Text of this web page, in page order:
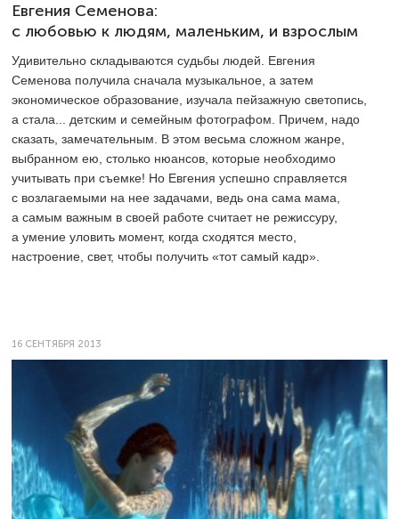
Евгения Семенова:
с любовью к людям, маленьким, и взрослым
Удивительно складываются судьбы людей. Евгения
Семенова получила сначала музыкальное, а затем
экономическое образование, изучала пейзажную светопись,
а стала... детским и семейным фотографом. Причем, надо
сказать, замечательным. В этом весьма сложном жанре,
выбранном ею, столько нюансов, которые необходимо
учитывать при съемке! Но Евгения успешно справляется
с возлагаемыми на нее задачами, ведь она сама мама,
а самым важным в своей работе считает не режиссуру,
а умение уловить момент, когда сходятся место,
настроение, свет, чтобы получить «тот самый кадр».
16 СЕНТЯБРЯ 2013